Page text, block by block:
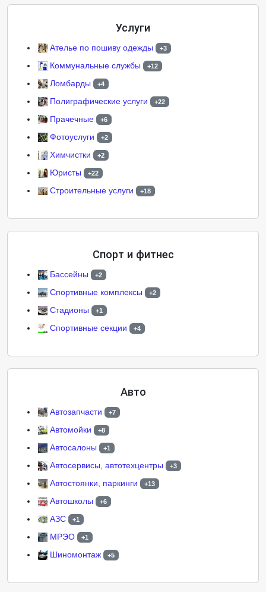
Услуги
Ателье по пошиву одежды +3
Коммунальные службы +12
Ломбарды +4
Полиграфические услуги +22
Прачечные +6
Фотоуслуги +2
Химчистки +2
Юристы +22
Строительные услуги +18
Спорт и фитнес
Бассейны +2
Спортивные комплексы +2
Стадионы +1
Спортивные секции +4
Авто
Автозапчасти +7
Автомойки +8
Автосалоны +1
Автосервисы, автотехцентры +3
Автостоянки, паркинги +13
Автошколы +6
АЗС +1
МРЭО +1
Шиномонтаж +5